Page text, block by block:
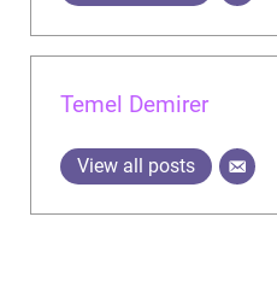
Temel Demirer
View all posts